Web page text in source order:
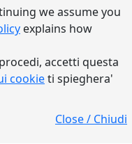
we assume you
explains how
accetti questa
cookieti spieghera'
Close / Chiudi